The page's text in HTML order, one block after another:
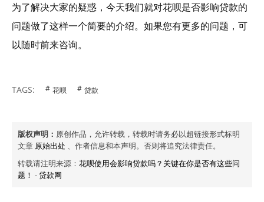
为了解决大家的疑惑，今天我们就对花呗是否影响贷款的
问题做了这样一个简要的介绍。如果您有更多的问题，可
以随时前来咨询。
TAGS: 花呗 贷款
版权声明： 原创作品，允许转载，转载时请务必以超链接形式标明
文章 原始出处 、作者信息和本声明。否则将追究法律责任。
转载请注明来源： 花呗使用会影响贷款吗？关键在你是否有这些问
题！ -贷款网